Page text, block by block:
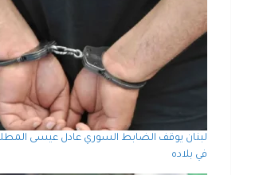
لبنان يوقف الضابط السوري عادل عيسى
في بلاده